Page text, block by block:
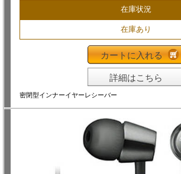
在庫状況
在庫あり
カートに入れる
詳細はこちら
密閉型インナーイヤーレシーバー